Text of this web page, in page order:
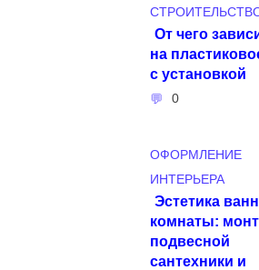
От чего
на
с установкой
0
ОФОРМЛЕНИЕ
ИНТЕРЬЕРА
Эстетика
комнаты:
подвесной
сантехники и